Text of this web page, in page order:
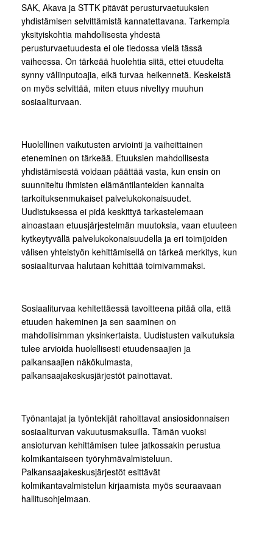
SAK, Akava ja STTK pitävät perusturvaetuuksien
yhdistämisen selvittämistä kannatettavana. Tarkempia
yksityiskohtia mahdollisesta yhdestä
perusturvaetuudesta ei ole tiedossa vielä tässä
vaiheessa. On tärkeää huolehtia siitä, ettei etuudelta
synny väliinputoajia, eikä turvaa heikennetä. Keskeistä
on myös selvittää, miten etuus niveltyy muuhun
sosiaaliturvaan.
Huolellinen vaikutusten arviointi ja vaiheittainen
eteneminen on tärkeää. Etuuksien mahdollisesta
yhdistämisestä voidaan päättää vasta, kun ensin on
suunniteltu ihmisten elämäntilanteiden kannalta
tarkoituksenmukaiset palvelukokonaisuudet.
Uudistuksessa ei pidä keskittyä tarkastelemaan
ainoastaan etuusjärjestelmän muutoksia, vaan etuuteen
kytkeytyvällä palvelukokonaisuudella ja eri toimijoiden
välisen yhteistyön kehittämisellä on tärkeä merkitys, kun
sosiaaliturvaa halutaan kehittää toimivammaksi.
Sosiaaliturvaa kehitettäessä tavoitteena pitää olla, että
etuuden hakeminen ja sen saaminen on
mahdollisimman yksinkertaista. Uudistusten vaikutuksia
tulee arvioida huolellisesti etuudensaajien ja
palkansaajien näkökulmasta,
palkansaajakeskusjärjestöt painottavat.
Työnantajat ja työntekijät rahoittavat ansiosidonnaisen
sosiaaliturvan vakuutusmaksuilla. Tämän vuoksi
ansioturvan kehittämisen tulee jatkossakin perustua
kolmikantaiseen työryhmävalmisteluun.
Palkansaajakeskusjärjestöt esittävät
kolmikantavalmistelun kirjaamista myös seuraavaan
hallitusohjelmaan.